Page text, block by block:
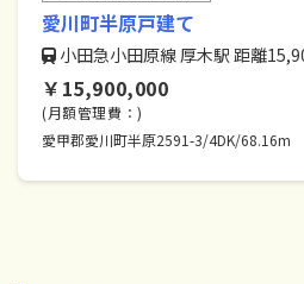
愛川町半原戸建て
小田急小田原線 厚木駅 距離
￥15,900,000
(月額管理費：)
愛甲郡愛川町半原2591-3/4DK/68.16m